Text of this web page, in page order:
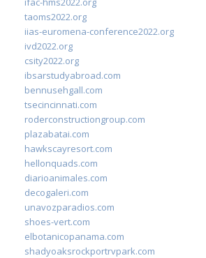
taoms2022.org
iias-euromena-conference2022.org
ivd2022.org
csity2022.org
ibsarstudyabroad.com
bennusehgall.com
tsecincinnati.com
roderconstructiongroup.com
plazabatai.com
hawkscayresort.com
hellonquads.com
diarioanimales.com
decogaleri.com
unavozparadios.com
shoes-vert.com
elbotanicopanama.com
shadyoaksrockportrvpark.com